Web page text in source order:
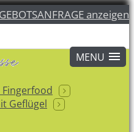
anzeigen
Geflügel